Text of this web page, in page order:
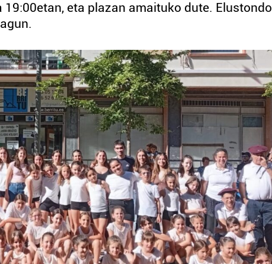
eta plazan amaituko dute. Elustondo